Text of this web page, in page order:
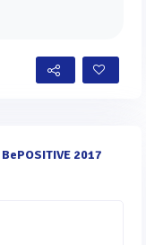
BePOSITIVE 2017